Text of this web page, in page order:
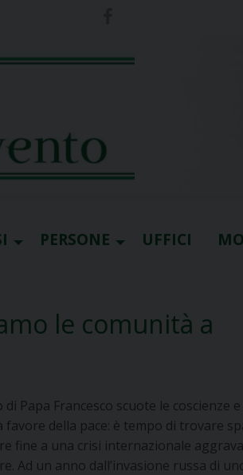
PERSONE UFFICI
le comunità a
Papa Francesco scuote le coscienze
della pace: è tempo di trovare
fine a una crisi internazionale
Ad un anno dall’invasione russa di